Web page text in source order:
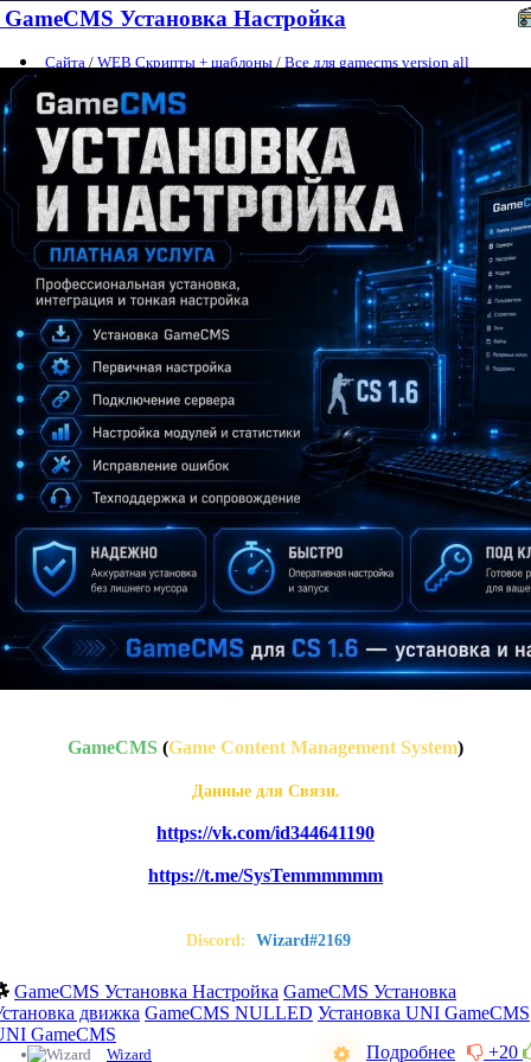
GameCMS Установка Настройка
Сайта / WEB Скрипты + шаблоны / Все для gamecms version all
GameCMS (Game Content Management System)
Данные для Связи.
https://vk.com/id344641190
https://t.me/SysTemmmmmm
Discord: Wizard#2169
GameCMS Установка Настройка GameCMS Установка
движка GameCMS NULLED Установка UNI GameCMS
GameCMS
+20
Подробнее
Wizard